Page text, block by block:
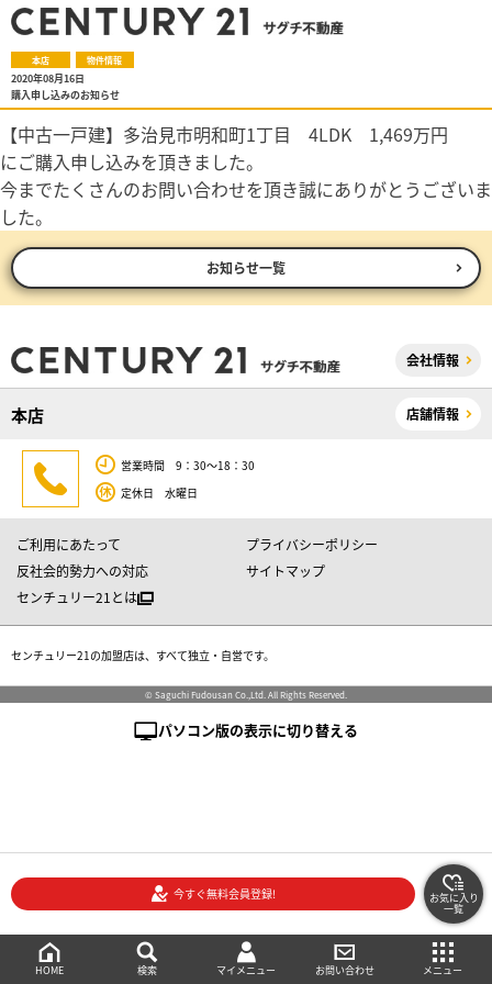
本店 物件情報
2020年08月16日
購入申し込みのお知らせ
【中古一戸建】多治見市明和町1丁目 4LDK 1,469万円
にご購入申し込みを頂きました。
今までたくさんのお問い合わせを頂き誠にありがとうございま
した。
お知らせ一覧
会社情報
本店 店舗情報
営業時間 9：30～18：30
定休日 水曜日
ご利用にあたって
プライバシーポリシー
反社会的勢力への対応
サイトマップ
センチュリー21とは
センチュリー21の加盟店は、すべて独立・自営です。
© Saguchi Fudousan Co.,Ltd. All Rights Reserved.
パソコン版の表示に切り替える
HOME 検索 マイメニュー お問い合わせ メニュー
今すぐ無料会員登録! お気に入り
一覧
絞り込み検索
メニュー
ご相談・お問い合わせ